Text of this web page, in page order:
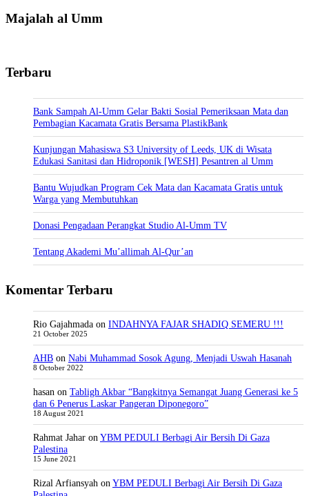
Majalah al Umm
Terbaru
Bank Sampah Al-Umm Gelar Bakti Sosial Pemeriksaan Mata dan
Pembagian Kacamata Gratis Bersama PlastikBank
Kunjungan Mahasiswa S3 University of Leeds, UK di Wisata
Edukasi Sanitasi dan Hidroponik [WESH] Pesantren al Umm
Bantu Wujudkan Program Cek Mata dan Kacamata Gratis untuk
Warga yang Membutuhkan
Donasi Pengadaan Perangkat Studio Al-Umm TV
Tentang Akademi Mu’allimah Al-Qur’an
Komentar Terbaru
Rio Gajahmada on INDAHNYA FAJAR SHADIQ SEMERU !!!
21 October 2025
AHB on Nabi Muhammad Sosok Agung, Menjadi Uswah Hasanah
8 October 2022
hasan on Tabligh Akbar “Bangkitnya Semangat Juang Generasi ke 5
dan 6 Penerus Laskar Pangeran Diponegoro”
18 August 2021
Rahmat Jahar on YBM PEDULI Berbagi Air Bersih Di Gaza
Palestina
15 June 2021
Rizal Arfiansyah on YBM PEDULI Berbagi Air Bersih Di Gaza